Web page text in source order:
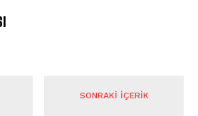
SONRAKI İÇERIK